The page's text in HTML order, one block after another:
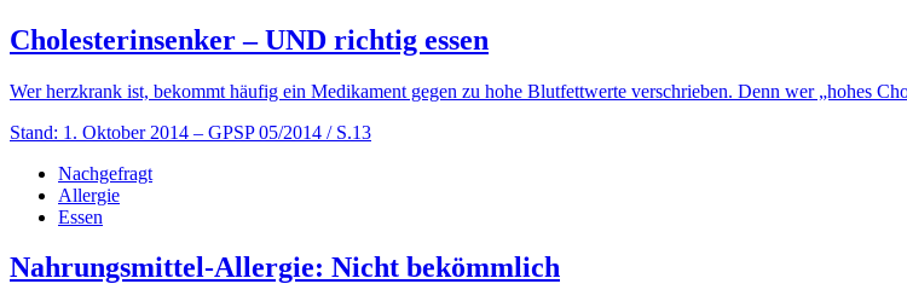
Cholesterin­senker – UND richtig essen
Wer herzkrank ist, bekommt häufig ein Medikament gegen zu hohe Blutfettwerte verschrieben. Denn wer „hohes
Stand: 1. Oktober 2014 – GPSP 05/2014 / S.13
Nachgefragt
Allergie
Essen
Nahrungsmittel-Allergie: Nicht bekömmlich